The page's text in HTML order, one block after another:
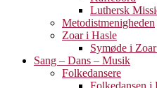
Luthersk
Metodistmenigheden
Zoar i Hasle
Symøde i
Sang – Dans – Musik
Folkedansere